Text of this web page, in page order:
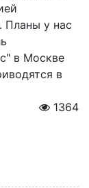
Планы у нас
в Москве
в
1364